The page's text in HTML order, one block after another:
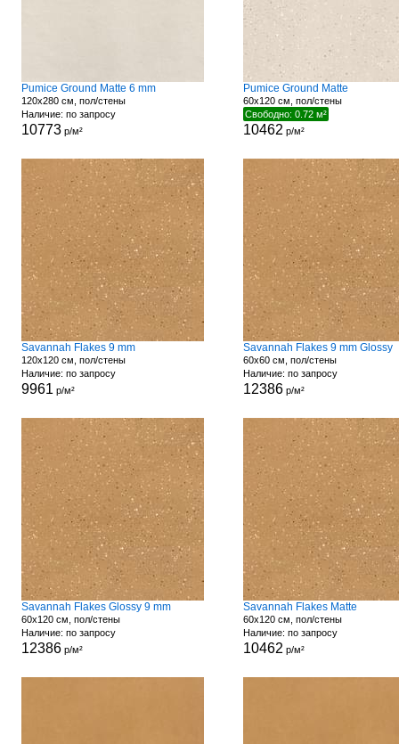
Pumice Ground Matte 6 mm
120x280 см, пол/стены
Наличие: по запросу
10773р/м²
Pumice Ground Matte
60x120 см, пол/стены
Свободно: 0.72 м²
10462 р/м²
Savannah Flakes 9 mm
120x120 см, пол/стены
Наличие: по запросу
9961 р/м²
Savannah Flakes 9 mm Glossy
60x60 см, пол/стены
Наличие: по запросу
12386р/м²
Savannah Flakes Glossy 9 mm
60x120 см, пол/стены
Наличие: по запросу
12386р/м²
Savannah Flakes Matte
60x120 см, пол/стены
Наличие: по запросу
10462 р/м²